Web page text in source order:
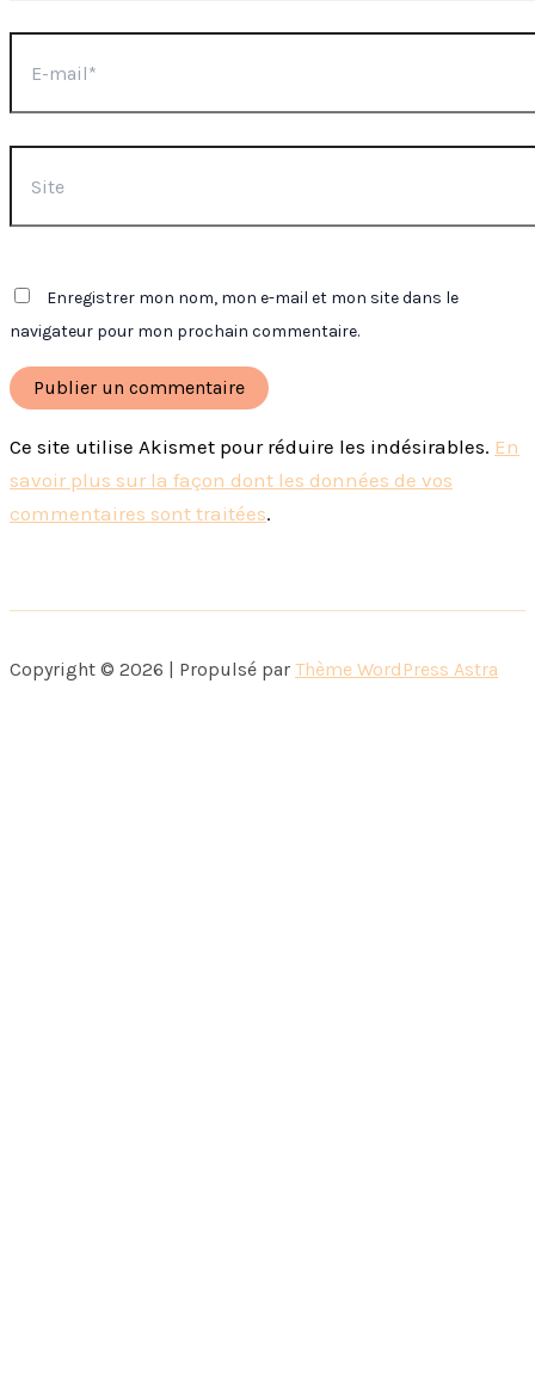
mail*
Enregistrer mon nom, mon e-mail et mon site dans le
navigateur pour mon prochain commentaire.
Ce site utilise Akismet pour réduire les indésirables. En
savoir plus sur la façon dont les données de vos
commentaires sont traitées.
Copyright © 2026 | Propulsé par Thème WordPress Astra